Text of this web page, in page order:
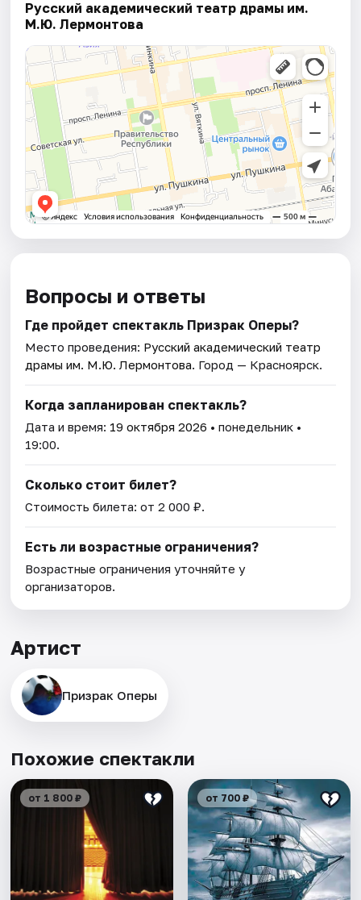
Русский академический театр драмы им.
М.Ю. Лермонтова
Вопросы и ответы
Где пройдет спектакль Призрак Оперы?
Место проведения: Русский академический театр
драмы им. М.Ю. Лермонтова. Город — Красноярск.
Когда запланирован спектакль?
Дата и время: 19 октября 2026 • понедельник •
19:00.
Сколько стоит билет?
Стоимость билета: от 2 000 ₽.
Есть ли возрастные ограничения?
Возрастные ограничения уточняйте у
организаторов.
Артист
Призрак Оперы
Похожие спектакли
от 1 800 ₽ от 700 ₽